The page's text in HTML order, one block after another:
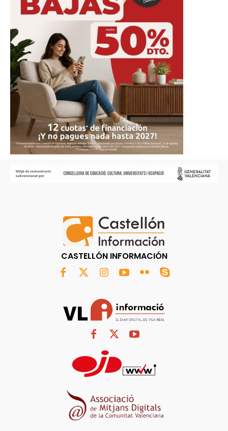
CASTELLÓN INFORMACIÓN